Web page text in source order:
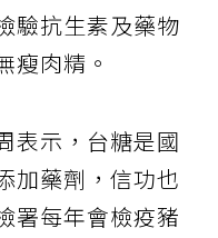
驗抗生素及藥物
瘦肉精。
表示，台糖是國
加藥劑，信功也
署每年會檢疫豬